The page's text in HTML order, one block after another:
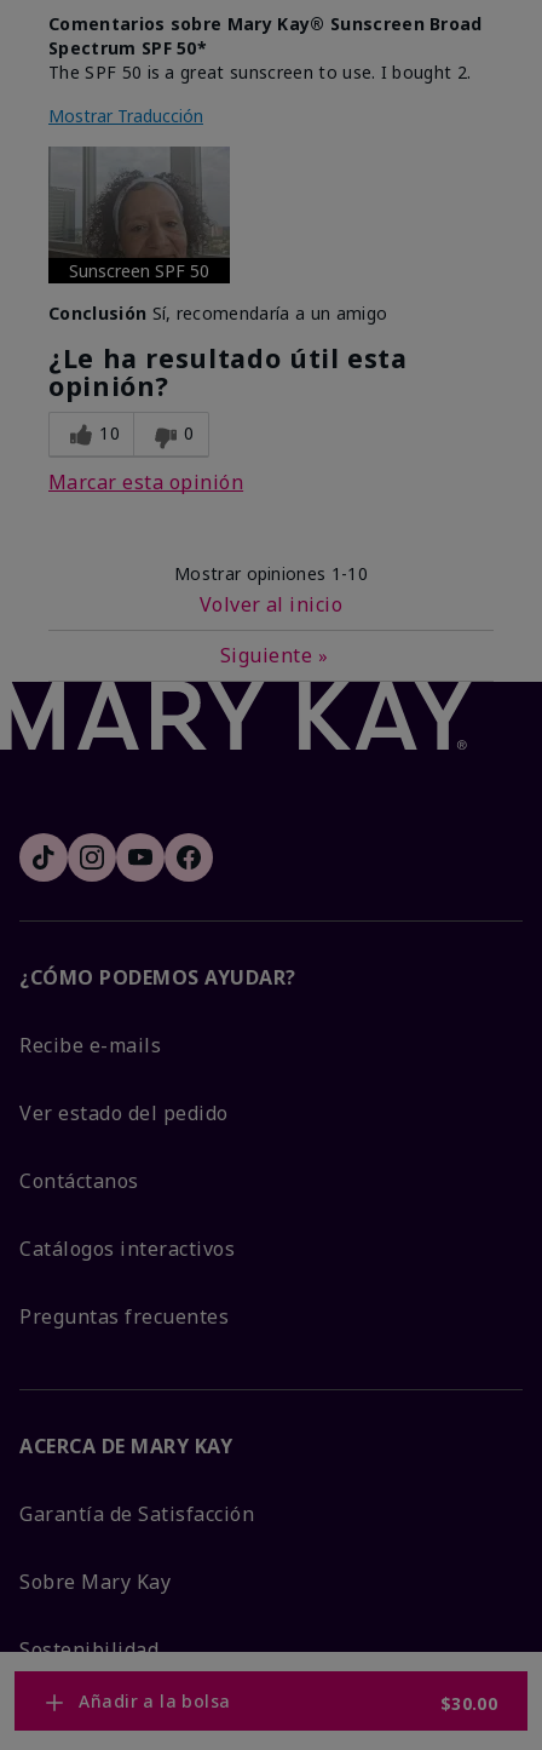
Añadir a la bolsa $30.00
Comentarios sobre Mary Kay® Sunscreen Broad
Spectrum SPF 50*
The SPF 50 is a great sunscreen to use. I bought 2.
Mostrar Traducción
Sunscreen SPF 50
Conclusión Sí, recomendaría a un amigo
¿Le ha resultado útil esta
opinión?
10 0
Marcar esta opinión
Mostrar opiniones 1-10
Volver al inicio
Siguiente »
¿CÓMO PODEMOS AYUDAR?
Recibe e-mails
Ver estado del pedido
Contáctanos
Catálogos interactivos
Preguntas frecuentes
ACERCA DE MARY KAY
Garantía de Satisfacción
Sobre Mary Kay
Sostenibilidad
Promesa De Producto